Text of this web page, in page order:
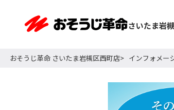
さいたま岩
おそうじ革命 さいたま岩槻区西町店 インフォメー